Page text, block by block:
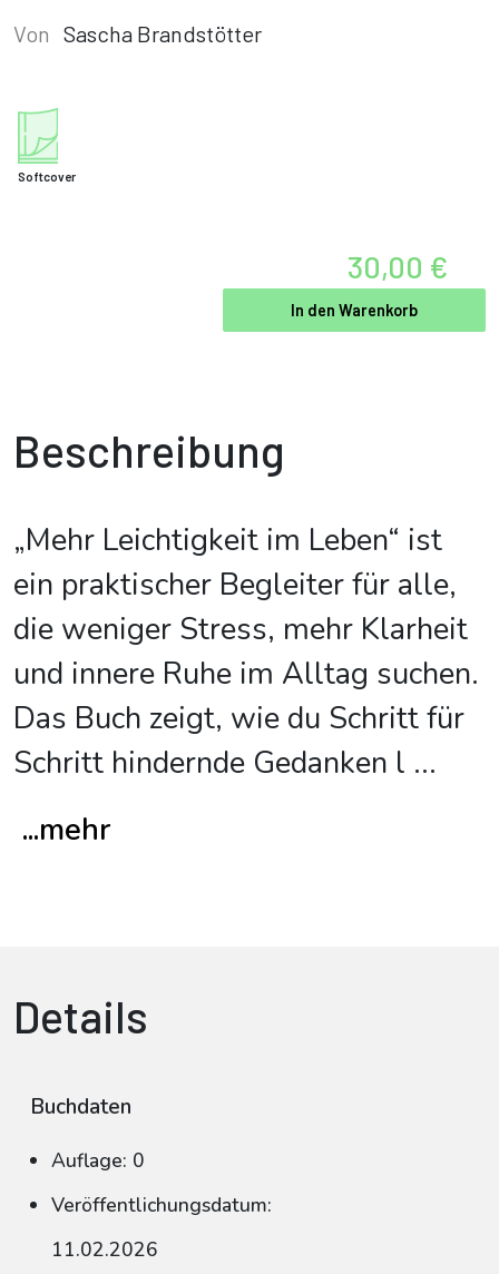
Von Sascha Brandstötter
Softcover
30,00 €
In den Warenkorb
Beschreibung
„Mehr Leichtigkeit im Leben“ ist
ein praktischer Begleiter für alle,
die weniger Stress, mehr Klarheit
und innere Ruhe im Alltag suchen.
Das Buch zeigt, wie du Schritt für
Schritt hindernde Gedanken l ...
...mehr
Details
Buchdaten
Auflage: 0
Veröffentlichungsdatum:
11.02.2026